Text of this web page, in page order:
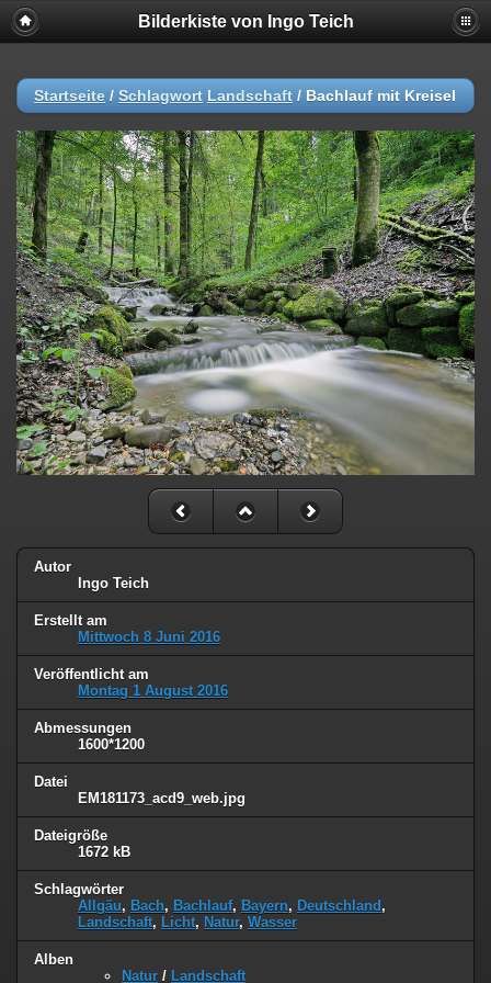
Bilderkiste von Ingo Teich
Startseite / Schlagwort Landschaft / Bachlauf mit Kreisel
Autor
Ingo Teich
Erstellt am
Mittwoch 8 Juni 2016
Veröffentlicht am
Montag 1 August 2016
Abmessungen
1600*1200
Datei
EM181173_acd9_web.jpg
Dateigröße
1672 kB
Schlagwörter
Allgäu, Bach, Bachlauf, Bayern, Deutschland ,
Landschaft, Licht, Natur, Wasser
Alben
Natur / Landschaft